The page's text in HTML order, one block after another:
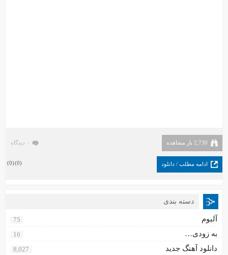
2,730 بار مشاهده ۰ دیدگاه
ادامه مطلب / دانلود (
0
)
(
0
)
دسته بندی
آلبوم 75
به زودی… 16
دانلود آهنگ جدید 8,027